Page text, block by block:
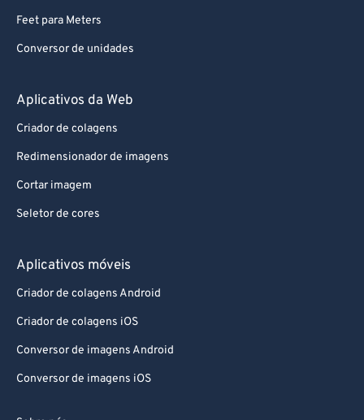
Feet para Meters
Conversor de unidades
Aplicativos da Web
Criador de colagens
Redimensionador de imagens
Cortar imagem
Seletor de cores
Aplicativos móveis
Criador de colagens Android
Criador de colagens iOS
Conversor de imagens Android
Conversor de imagens iOS